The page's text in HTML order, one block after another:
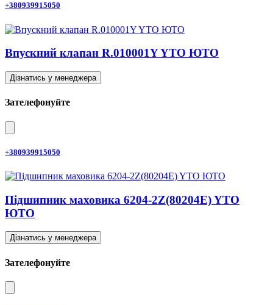
+380939915050
Впускний клапан R.010001Y YTO ЮТО
Дізнатись у менеджера
Зателефонуйте
+380939915050
Підшипник маховика 6204-2Z(80204E) YTO
ЮТО
Дізнатись у менеджера
Зателефонуйте